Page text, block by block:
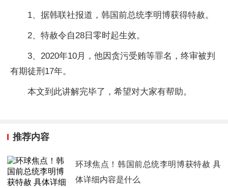
1、据韩联社报道，韩国前总统李明博获得特赦。
2、特赦令自28日零时起生效。
3、2020年10月，他因贪污受贿等罪名，终审被判
有期徒刑17年。
本文到此讲解完毕了，希望对大家有帮助。
推荐内容
环球焦点！韩国前总统李明博获特赦 具
体详细内容是什么